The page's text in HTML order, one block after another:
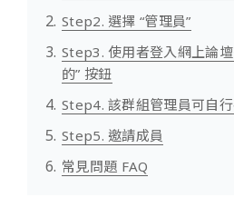
Step2. 選擇 “管理員”
Step3. 使用者登入網上論
的” 按鈕
Step4. 該群組管理員可自
Step5. 邀請成員
常見問題 FAQ